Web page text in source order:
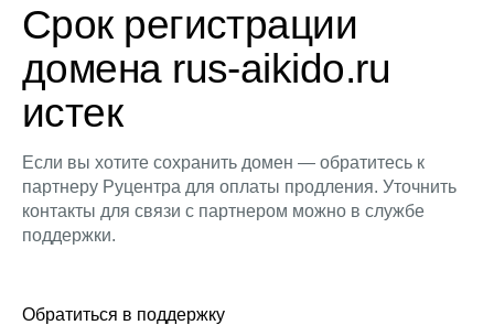
Срок регистрации
домена rus-aikido.ru
истек
Если вы хотите сохранить домен — обратитесь к
партнеру Руцентра для оплаты продления. Уточнить
контакты для связи с партнером можно в службе
поддержки.
Обратиться в поддержку